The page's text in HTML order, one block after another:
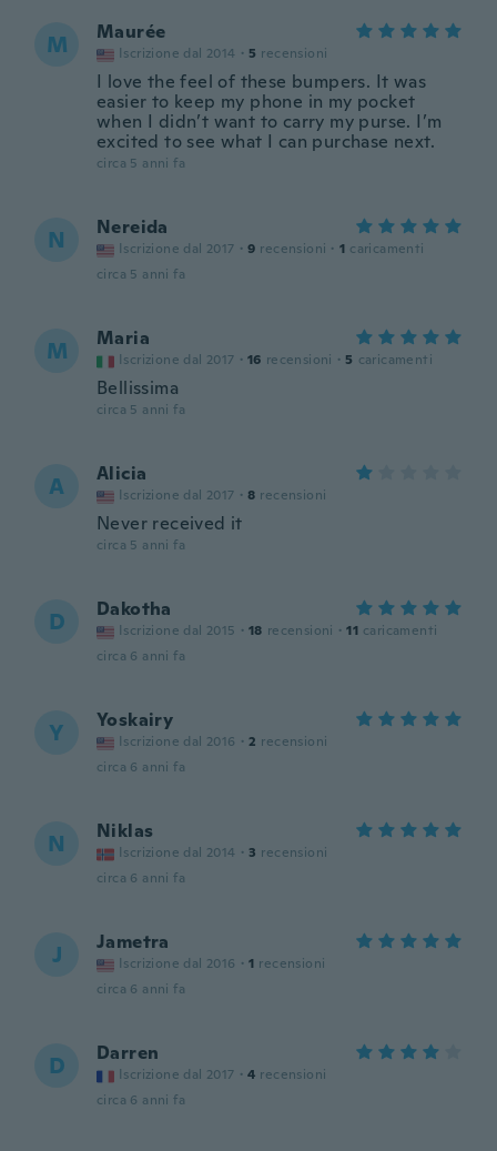
M Maurée
Iscrizione dal 2014 · 5 recensioni
I love the feel of these bumpers. It was
easier to keep my phone in my pocket
when I didn’t want to carry my purse. I’m
excited to see what I can purchase next.
circa 5 anni fa
N Nereida
Iscrizione dal 2017 · 9 recensioni · 1 caricamenti
circa 5 anni fa
M Maria
Iscrizione dal 2017 · 16 recensioni · 5 caricamenti
Bellissima
circa 5 anni fa
A Alicia
Iscrizione dal 2017 · 8 recensioni
Never received it
circa 5 anni fa
D Dakotha
Iscrizione dal 2015 · 18 recensioni · 11 caricamenti
circa 6 anni fa
Y Yoskairy
Iscrizione dal 2016 · 2 recensioni
circa 6 anni fa
N Niklas
Iscrizione dal 2014 · 3 recensioni
circa 6 anni fa
J Jametra
Iscrizione dal 2016 · 1 recensioni
circa 6 anni fa
D Darren
Iscrizione dal 2017 · 4 recensioni
circa 6 anni fa